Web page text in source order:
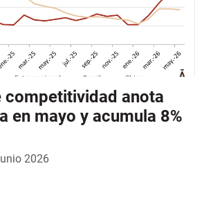
competitividad anota
en mayo y acumula 8%
2026